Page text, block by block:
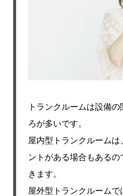
トランクルームは設備
ろが多いです。
屋内型トランクルーム
ントがある場合もある
きます。
屋外型トランクルーム